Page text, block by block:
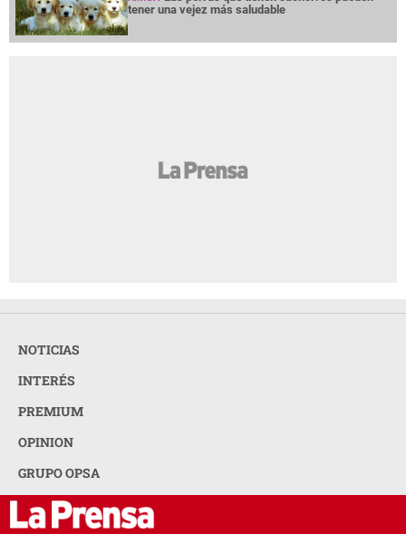
tener una vejez más saludable
NOTICIAS
INTERÉS
PREMIUM
OPINION
GRUPO OPSA